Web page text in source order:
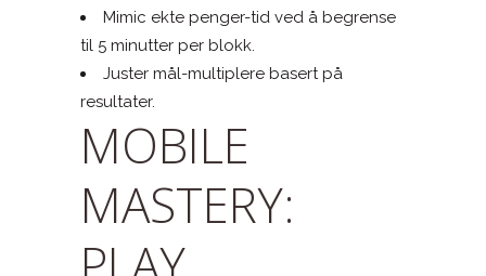
Mimic ekte penger-tid ved å begrense
til 5 minutter per blokk.
Juster mål-multiplere basert på
resultater.
MOBILE
MASTERY: